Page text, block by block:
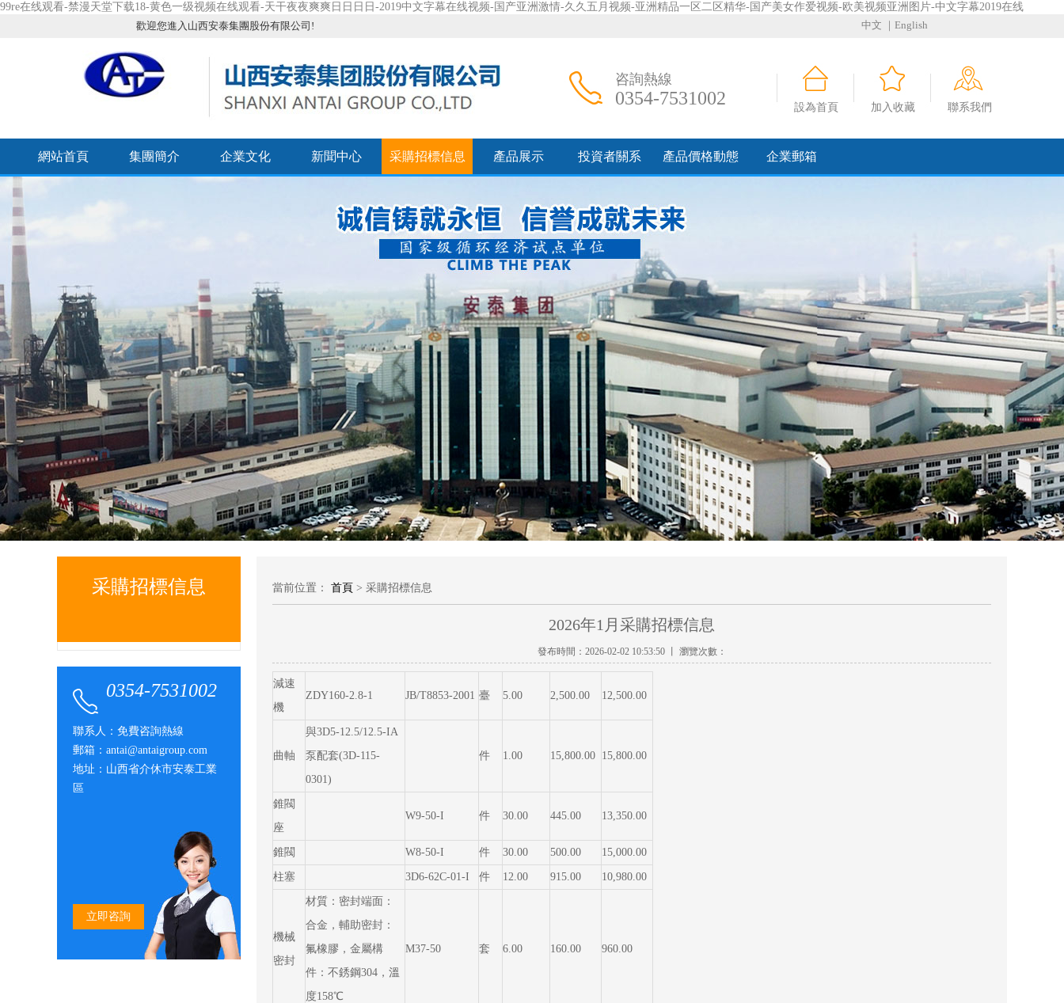
99re在线观看-禁漫天堂下载18-黄色一级视频在线观看-天干夜夜爽爽日日日日-2019中文字幕在线视频-国产亚洲激情-久久五月视频-亚洲精品一区二区精华-国产美女作爱视频-欧美视频亚洲图片-中文字幕2019在线
歡迎您進入山西安泰集團股份有限公司!
中文 ｜English
咨詢熱線
0354-7531002 設為首頁 加入收藏 聯系我們
網站首頁 集團簡介 企業文化 新聞中心 采購招標信息 產品展示 投資者關系 產品價格動態 企業郵箱
采購招標信息
0354-7531002
聯系人：免費咨詢熱線
郵箱：antai@antaigroup.com
地址：山西省介休市安泰工業
區
立即咨詢
當前位置： 首頁 > 采購招標信息
2026年1月采購招標信息
發布時間：2026-02-02 10:53:50 丨 瀏覽次數：
減速
機
ZDY160-2.8-1 JB/T8853-2001 臺 5.00 2,500.00 12,500.00
曲軸
與3D5-12.5/12.5-IA
泵配套(3D-115-
0301)
件 1.00 15,800.00 15,800.00
錐閥
座
W9-50-I 件 30.00 445.00 13,350.00
錐閥 W8-50-I 件 30.00 500.00 15,000.00
柱塞 3D6-62C-01-I 件 12.00 915.00 10,980.00
機械
密封
材質：密封端面：
合金，輔助密封：
氟橡膠，金屬構
件：不銹鋼304，溫
度158℃
M37-50 套 6.00 160.00 960.00